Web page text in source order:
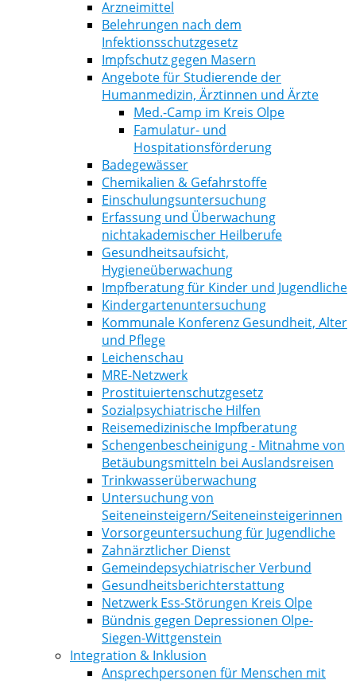
Arzneimittel
Belehrungen nach dem
Infektionsschutzgesetz
Impfschutz gegen Masern
Angebote für Studierende der
Humanmedizin, Ärztinnen und Ärzte
Med.-Camp im Kreis Olpe
Famulatur- und
Hospitationsförderung
Badegewässer
Chemikalien & Gefahrstoffe
Einschulungsuntersuchung
Erfassung und Überwachung
nichtakademischer Heilberufe
Gesundheitsaufsicht,
Hygieneüberwachung
Impfberatung für Kinder und Jugendliche
Kindergartenuntersuchung
Kommunale Konferenz Gesundheit, Alter
und Pflege
Leichenschau
MRE-Netzwerk
Prostituiertenschutzgesetz
Sozialpsychiatrische Hilfen
Reisemedizinische Impfberatung
Schengenbescheinigung - Mitnahme von
Betäubungsmitteln bei Auslandsreisen
Trinkwasserüberwachung
Untersuchung von
Seiteneinsteigern/Seiteneinsteigerinnen
Vorsorgeuntersuchung für Jugendliche
Zahnärztlicher Dienst
Gemeindepsychiatrischer Verbund
Gesundheitsberichterstattung
Netzwerk Ess-Störungen Kreis Olpe
Bündnis gegen Depressionen Olpe-
Siegen-Wittgenstein
Integration & Inklusion
Ansprechpersonen für Menschen mit